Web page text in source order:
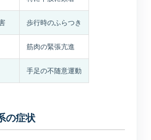
せ
歩行時のふらつき
筋肉の緊張亢進
手足の不随意運動
の症状